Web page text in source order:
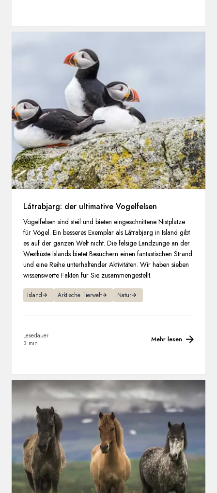
Látrabjarg: der ultimative Vogelfelsen
Vogelfelsen sind steil und bieten eingeschnittene Nistplätze
für Vögel. Ein besseres Exemplar als Látrabjarg in Island gibt
es auf der ganzen Welt nicht. Die felsige Landzunge an der
Westküste Islands bietet Besuchern einen fantastischen Strand
und eine Reihe unterhaltender Aktivitäten. Wir haben sieben
wissenswerte Fakten für Sie zusammengestellt.
Island Arktische Tierwelt Natur
Lesedauer
3 min
Mehr lesen